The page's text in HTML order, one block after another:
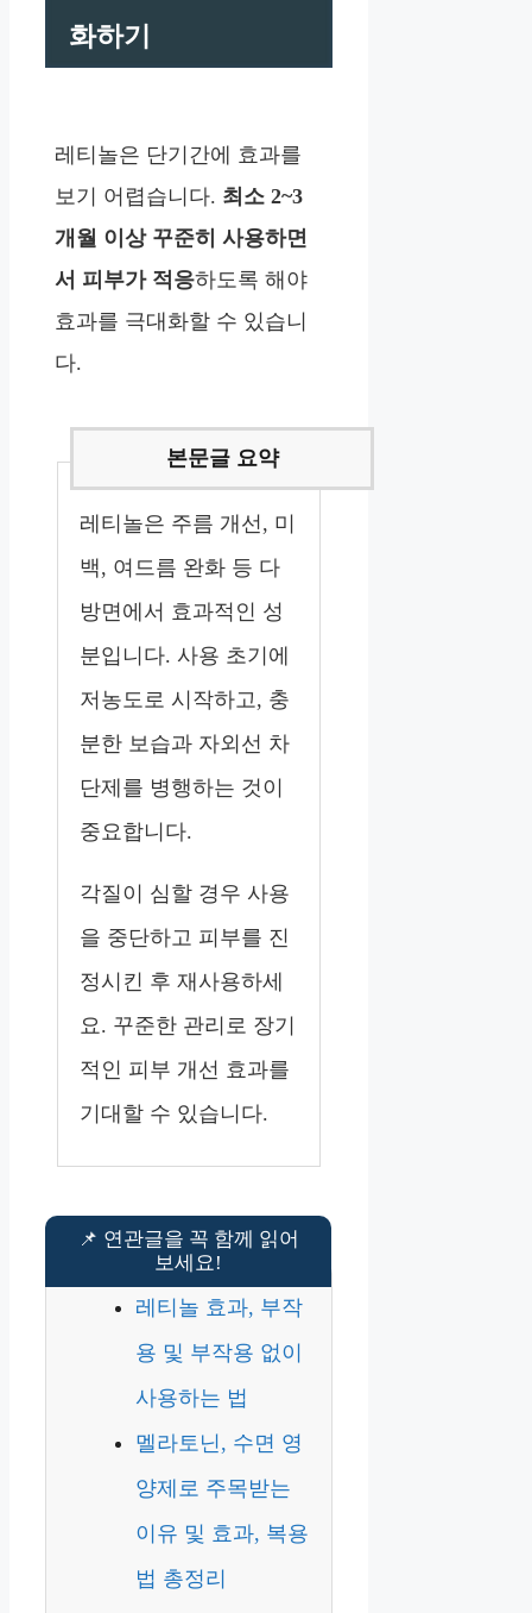
화하기
레티놀은 단기간에 효과를
보기 어렵습니다. 최소 2~3
개월 이상 꾸준히 사용하면
서 피부가 적응하도록 해야
효과를 극대화할 수 있습니
다.
레티놀은 주름 개선, 미
백, 여드름 완화 등 다
방면에서 효과적인 성
분입니다. 사용 초기에
저농도로 시작하고, 충
분한 보습과 자외선 차
단제를 병행하는 것이
중요합니다.
각질이 심할 경우 사용
을 중단하고 피부를 진
정시킨 후 재사용하세
요. 꾸준한 관리로 장기
적인 피부 개선 효과를
기대할 수 있습니다.
레티놀 효과, 부작
용 및 부작용 없이
사용하는 법
멜라토닌, 수면 영
양제로 주목받는
이유 및 효과, 복용
법 총정리